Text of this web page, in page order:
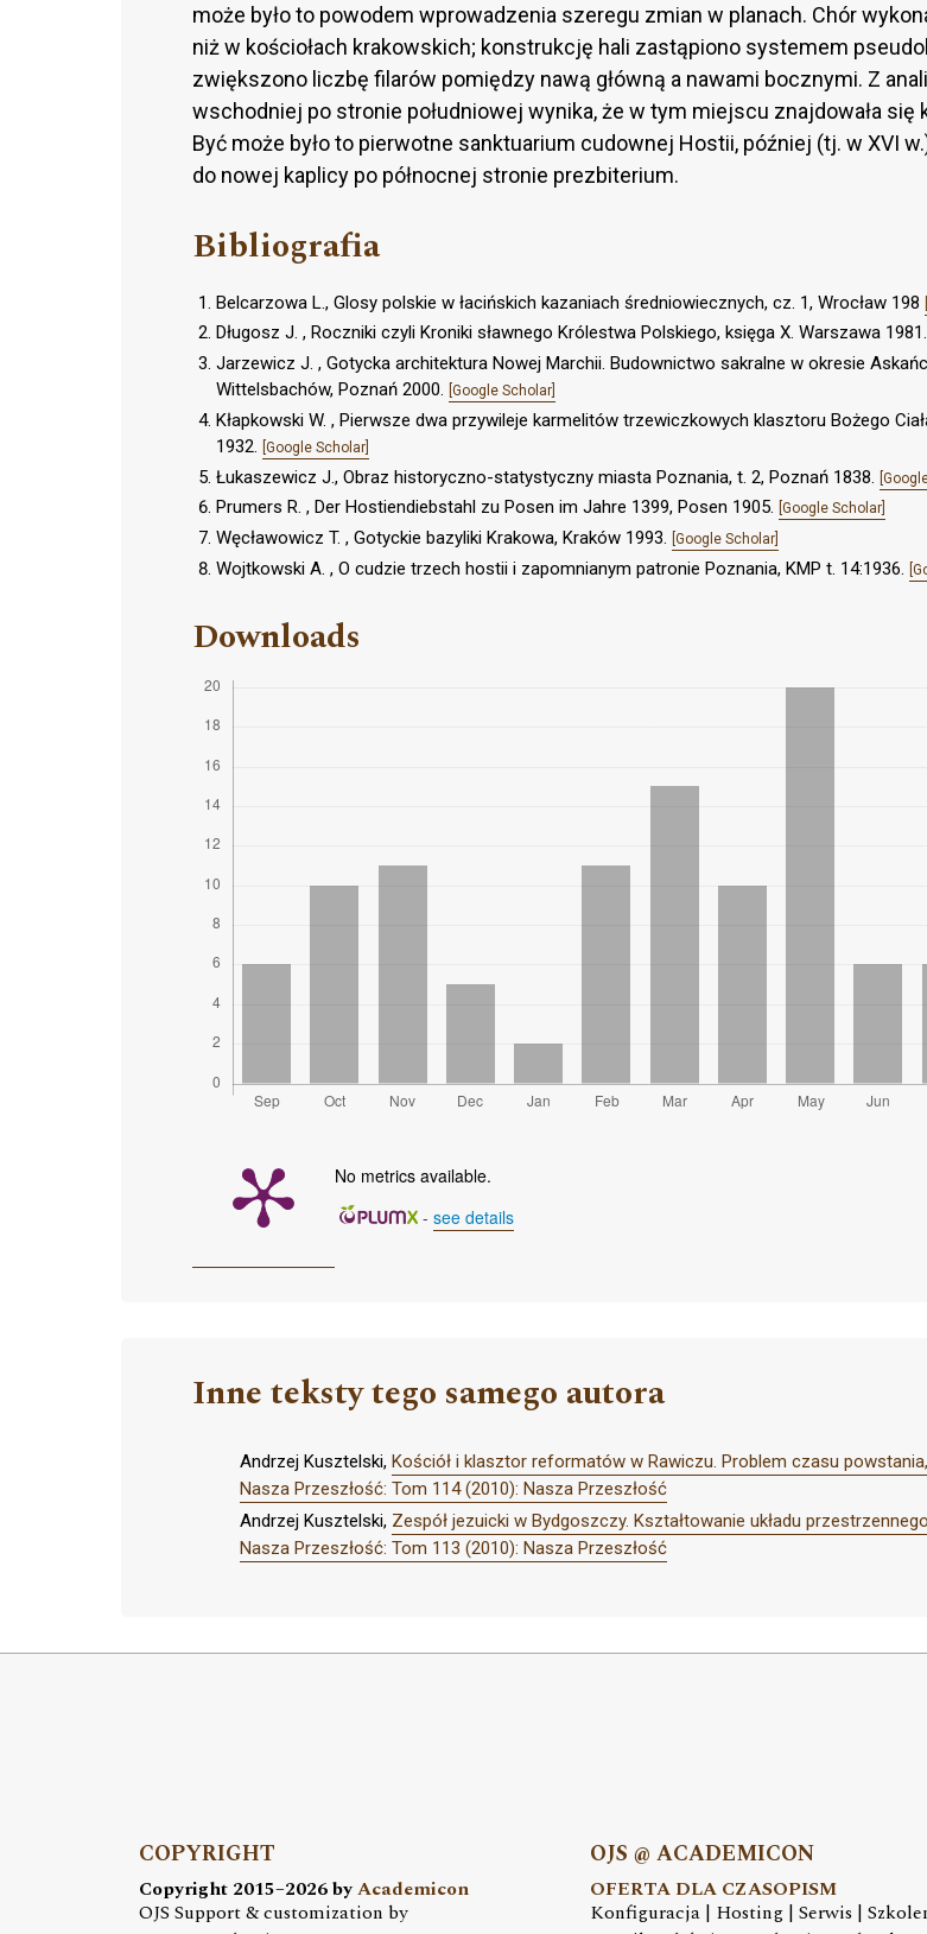
może było to powodem wprowadzenia szeregu zmian w planach. Chór
niż w kościołach krakowskich; konstrukcję hali zastąpiono systemem
zwiększono liczbę filarów pomiędzy nawą główną a nawami bocznymi. Z
wschodniej po stronie południowej wynika, że w tym miejscu znajdowała się
Być może było to pierwotne sanktuarium cudownej Hostii, później (tj. w XVI
do nowej kaplicy po północnej stronie prezbiterium.
Bibliografia
Belcarzowa L., Glosy polskie w łacińskich kazaniach średniowiecznych, cz. 1, Wrocław 198
Długosz J. , Roczniki czyli Kroniki sławnego Królestwa Polskiego, księga X. Warszawa 1981.
Jarzewicz J. , Gotycka architektura Nowej Marchii. Budownictwo sakralne w okresie
Wittelsbachów, Poznań 2000. [Google Scholar]
Kłapkowski W. , Pierwsze dwa przywileje karmelitów trzewiczkowych klasztoru Bożego
1932. [Google Scholar]
Łukaszewicz J., Obraz historyczno-statystyczny miasta Poznania, t. 2, Poznań 1838.
Prumers R. , Der Hostiendiebstahl zu Posen im Jahre 1399, Posen 1905. [Google Scholar]
Węcławowicz T. , Gotyckie bazyliki Krakowa, Kraków 1993. [Google Scholar]
Wojtkowski A. , O cudzie trzech hostii i zapomnianym patronie Poznania, KMP t. 14:1936.
Downloads
No metrics available.
- see details
Inne teksty tego samego autora
Andrzej Kusztelski, Kościół i klasztor reformatów w Rawiczu. Problem czasu
Nasza Przeszłość: Tom 114 (2010): Nasza Przeszłość
Andrzej Kusztelski, Zespół jezuicki w Bydgoszczy. Kształtowanie układu
Nasza Przeszłość: Tom 113 (2010): Nasza Przeszłość
COPYRIGHT
Copyright 2015–2026 byAcademicon
OJS Support & customization by
OJS @ ACADEMICON
OFERTA DLA CZASOPISM
Konfiguracja | Hosting | Serwis |